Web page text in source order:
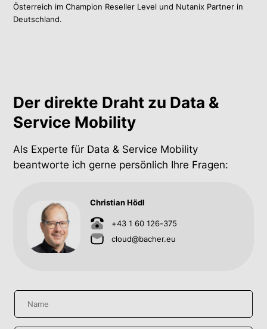
Österreich im Champion Reseller Level und Nutanix Partner in
Deutschland.
Der direkte Draht zu Data &
Service Mobility
Als Experte für Data & Service Mobility
beantworte ich gerne persönlich Ihre Fragen:
Christian Hödl
+43 1 60 126-375
cloud@bacher.eu